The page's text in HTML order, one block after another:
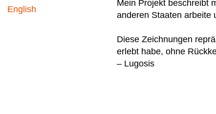
English
Mein Projekt beschreibt
anderen Staaten arbeite
Diese Zeichnungen
erlebt habe, ohne
– Lugosis